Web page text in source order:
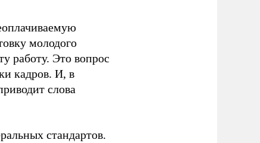
молодого
работу. Это вопрос
кадров. И, в
слова
стандартов.